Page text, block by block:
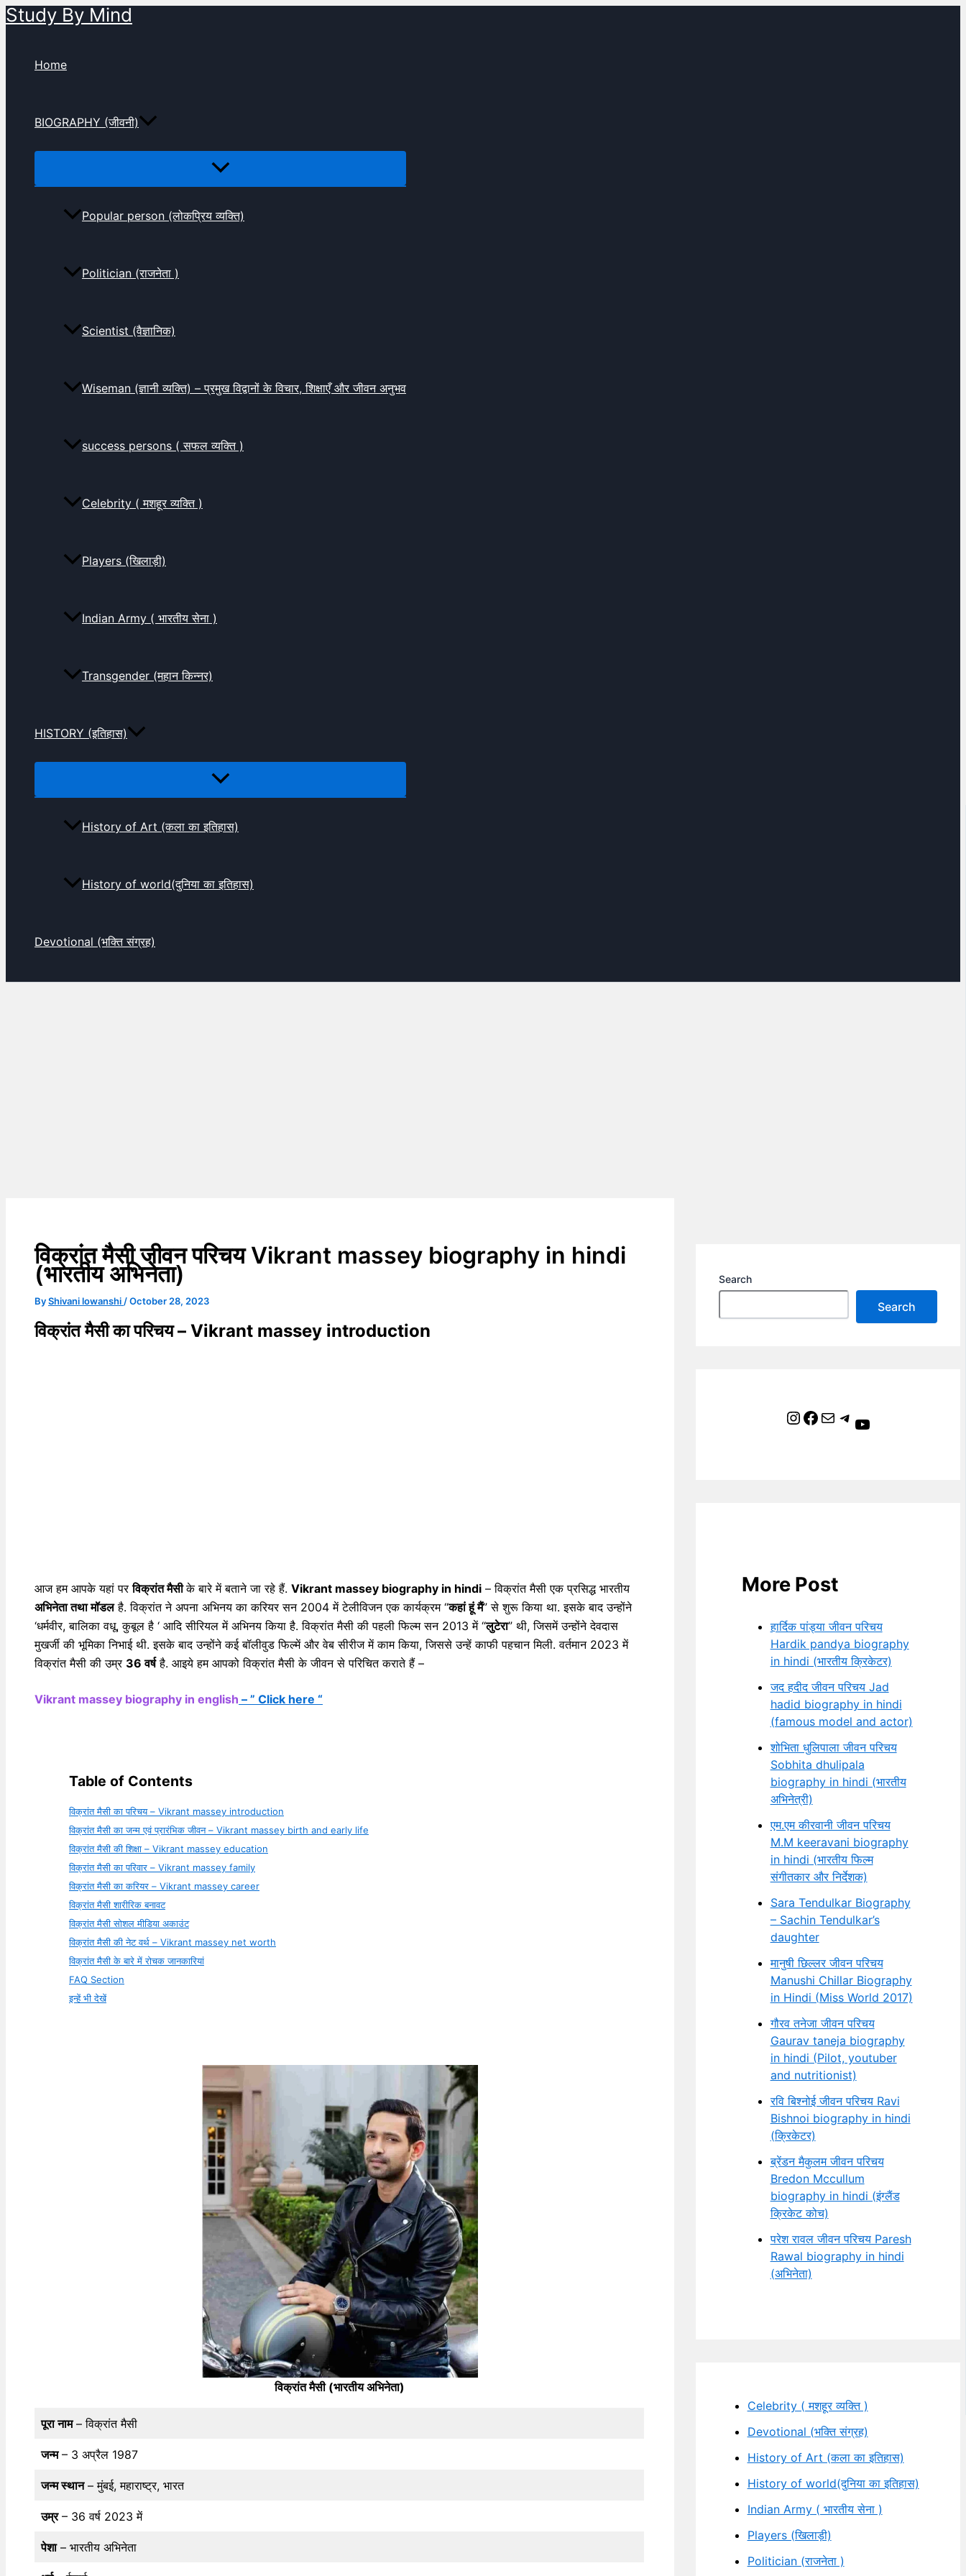
Skip
Study By Mind
Home
BIOGRAPHY (जीवनी)
Popular person (लोकप्रिय व्यक्ति)
Politician (राजनेता )
Scientist (वैज्ञानिक)
Wiseman (ज्ञानी व्यक्ति) – प्रमुख विद्वानों के विचार, शिक्षाएँ और जीवन अनुभव
success persons ( सफल व्यक्ति )
Celebrity ( मशहूर व्यक्ति )
Players (खिलाड़ी)
Indian Army ( भारतीय सेना )
Transgender (महान किन्नर)
HISTORY (इतिहास)
History of Art (कला का इतिहास)
History of world(दुनिया का इतिहास)
Devotional (भक्ति संग्रह)
विक्रांत मैसी जीवन परिचय Vikrant massey biography in hindi
(भारतीय अभिनेता)
ByShivani lowanshi /October 28, 2023
विक्रांत मैसी का परिचय – Vikrant massey introduction
आज हम आपके यहां परविक्रांत मैसीके बारे में बताने जा रहे हैं. Vikrant massey biography in hindi – विक्रांत मैसी एक प्रसिद्ध भारतीय
अभिनेता तथा मॉडलहै. विक्रांत ने अपना अभिनय का करियर सन 2004 में टेलीविजन एक कार्यक्रम “कहां हूं मैं” से शुरू किया था. इसके बाद उन्होंने
‘धर्मवीर, बालिका वधू, कुबूल है ‘ आदि सीरियल में अभिनय किया है. विक्रांत मैसी की पहली फिल्म सन 2013 में “लुटेरा” थी, जिसमें उन्होंने देवदास
मुखर्जी की भूमिका निभाई थी. इसके बाद उन्होंने कई बॉलीवुड फिल्में और वेब सीरीज में काम किया, जिससे उन्हें काफी पहचान मिली. वर्तमान 2023 में
विक्रांत मैसी की उम्र 36 वर्षहै. आइये हम आपको विक्रांत मैसी के जीवन से परिचित कराते हैं –
Vikrant massey biography in english – ” Click here “
Table of Contents
विक्रांत मैसी का परिचय – Vikrant massey introduction
विक्रांत मैसी का जन्म एवं प्रारंभिक जीवन – Vikrant massey birth and early life
विक्रांत मैसी की शिक्षा – Vikrant massey education
विक्रांत मैसी का परिवार – Vikrant massey family
विक्रांत मैसी का करियर – Vikrant massey career
विक्रांत मैसी शारीरिक बनावट
विक्रांत मैसी सोशल मीडिया अकाउंट
विक्रांत मैसी की नेट वर्थ – Vikrant massey net worth
विक्रांत मैसी के बारे में रोचक जानकारियां
FAQ Section
इन्हें भी देखें
विक्रांत मैसी (भारतीय अभिनेता)
पूरा नाम– विक्रांत मैसी
जन्म– 3 अप्रैल 1987
जन्म स्थान– मुंबई, महाराष्ट्र, भारत
उम्र– 36 वर्ष 2023 में
पेशा– भारतीय अभिनेता
Search
Search
Instagram Facebook Mail Telegram YouTube
More Post
हार्दिक पांड्या जीवन परिचय
Hardik pandya biography
in hindi (भारतीय क्रिकेटर)
जद हदीद जीवन परिचय Jad
hadid biography in hindi
(famous model and actor)
शोभिता धुलिपाला जीवन परिचय
Sobhita dhulipala
biography in hindi (भारतीय
अभिनेत्री)
एम.एम कीरवानी जीवन परिचय
M.M keeravani biography
in hindi (भारतीय फिल्म
संगीतकार और निर्देशक)
Sara Tendulkar Biography
– Sachin Tendulkar’s
daughter
मानुषी छिल्लर जीवन परिचय
Manushi Chillar Biography
in Hindi (Miss World 2017)
गौरव तनेजा जीवन परिचय
Gaurav taneja biography
in hindi (Pilot, youtuber
and nutritionist)
रवि बिश्नोई जीवन परिचय Ravi
Bishnoi biography in hindi
(क्रिकेटर)
ब्रेंडन मैकुलम जीवन परिचय
Bredon Mccullum
biography in hindi (इंग्लैंड
क्रिकेट कोच)
परेश रावल जीवन परिचय Paresh
Rawal biography in hindi
(अभिनेता)
Celebrity ( मशहूर व्यक्ति )
Devotional (भक्ति संग्रह)
History of Art (कला का इतिहास)
History of world(दुनिया का इतिहास)
Indian Army ( भारतीय सेना )
Players (खिलाड़ी)
Politician (राजनेता )